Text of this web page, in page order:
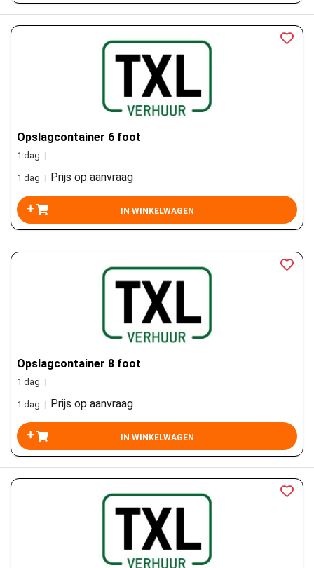
Opslagcontainer 6 foot
1 dag |
1 dag | Prijs op aanvraag
Opslagcontainer 8 foot
1 dag |
1 dag | Prijs op aanvraag